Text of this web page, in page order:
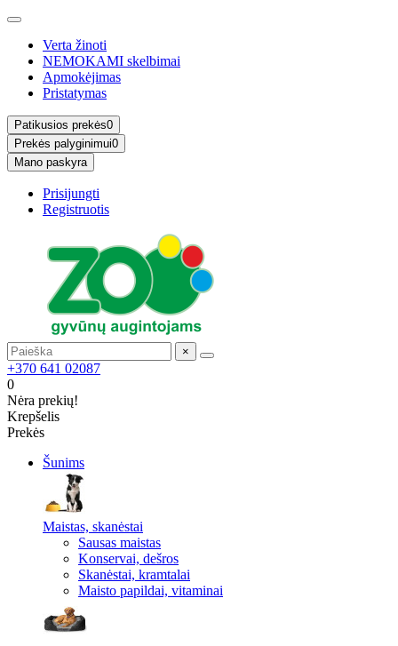
Verta žinoti
NEMOKAMI skelbimai
Apmokėjimas
Pristatymas
Patikusios prekės0
Prekės palyginimui0
Mano paskyra
Prisijungti
Registruotis
×
+370 641 02087
0
Nėra prekių!
Krepšelis
Prekės
Šunims
Maistas, skanėstai
Sausas maistas
Konservai, dešros
Skanėstai, kramtalai
Maisto papildai, vitaminai